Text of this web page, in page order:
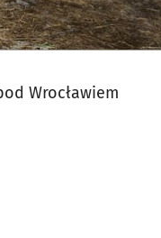
Wrocławiem